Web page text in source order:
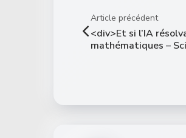
Article précédent
<div>Et si l’IA
mathématiques –